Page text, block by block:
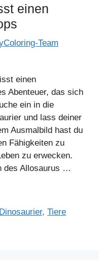
einen
Team
einen
Abenteuer, das sich
ein in die
und lass deiner
Ausmalbild hast du
Fähigkeiten zu
zu erwecken.
des Allosaurus …
Dinosaurier,Tiere